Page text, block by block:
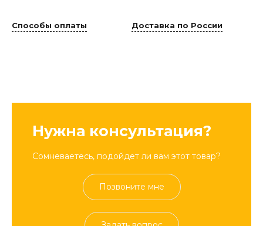
Способы оплаты Доставка по России
Нужна консультация?
Сомневаетесь, подойдет ли вам этот товар?
Позвоните мне